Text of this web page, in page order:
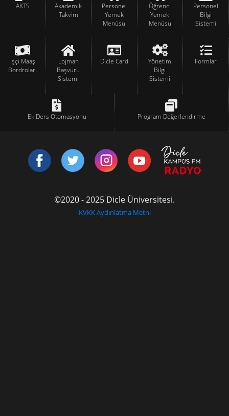
AKTS
Akademik
Takvim
Personel
Yemek
Menüsü
Öğrenci
Yemek
Menüsü
Personel
Bilgi
Sistemi
İşçi Maaş
Bordroları
Lojman
Başvuru
Sistemi
Dicle Card
Yönetim
Bilgi
Sistemi
Formlar
Ek Ders Otomasyonu Program Değerlendirme
©2020 - 2025 Dicle Üniversitesi.
KVKK Aydınlatma Metni